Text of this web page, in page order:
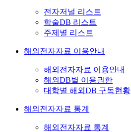
전자저널 리스트
학술DB 리스트
주제별 리스트
해외전자자료 이용안내
해외전자자료 이용안내
해외DB별 이용권한
대학별 해외DB 구독현황
해외전자자료 통계
해외전자자료 통계